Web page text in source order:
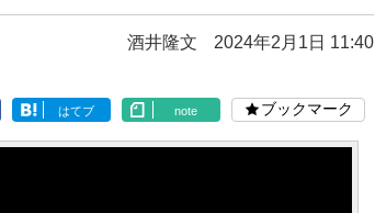
酒井隆文 2024年2月1日 11:40
はてブ note ブックマーク